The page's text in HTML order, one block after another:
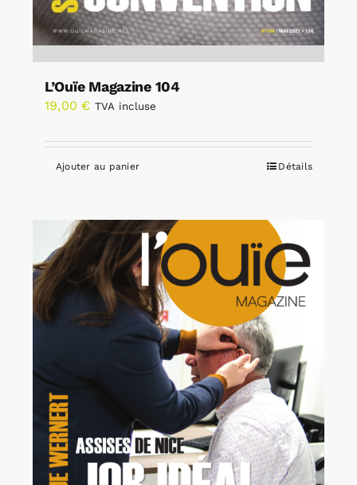
L’Ouïe Magazine 104
19,00 € TVA incluse
Ajouter au panier Détails